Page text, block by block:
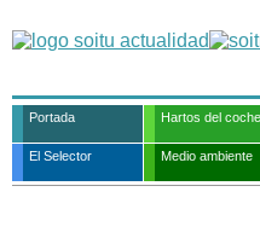
Portada Hartos del coche
El Selector Medio ambiente